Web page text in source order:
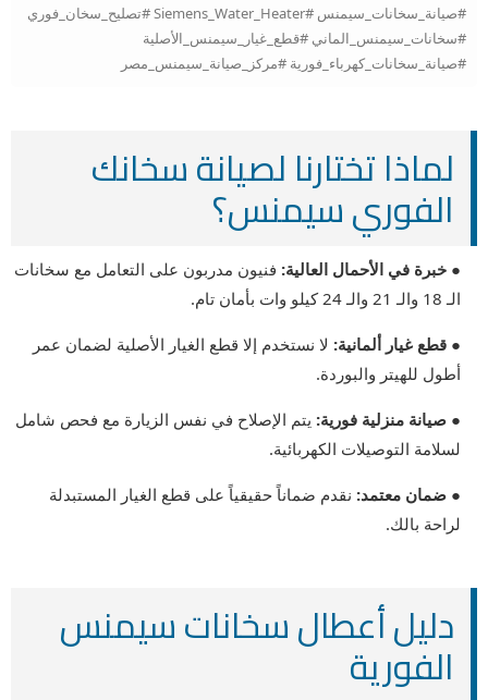
#صيانة_سخانات_سيمنس #Siemens_Water_Heater #تصليح_سخان_فوري
#سخانات_سيمنس_الماني #قطع_غيار_سيمنس_الأصلية
#صيانة_سخانات_كهرباء_فورية #مركز_صيانة_سيمنس_مصر
لماذا تختارنا لصيانة سخانك
الفوري سيمنس؟
● خبرة في الأحمال العالية: فنيون مدربون على التعامل مع سخانات
الـ 18 والـ 21 والـ 24 كيلو وات بأمان تام.
● قطع غيار ألمانية: لا نستخدم إلا قطع الغيار الأصلية لضمان عمر
أطول للهيتر والبوردة.
● صيانة منزلية فورية: يتم الإصلاح في نفس الزيارة مع فحص شامل
لسلامة التوصيلات الكهربائية.
● ضمان معتمد: نقدم ضماناً حقيقياً على قطع الغيار المستبدلة
لراحة بالك.
دليل أعطال سخانات سيمنس
الفورية